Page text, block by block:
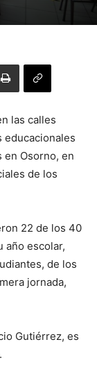
las calles
educacionales
en Osorno, en
de los
22 de los 40
año escolar,
de los
jornada,
Gutiérrez, es